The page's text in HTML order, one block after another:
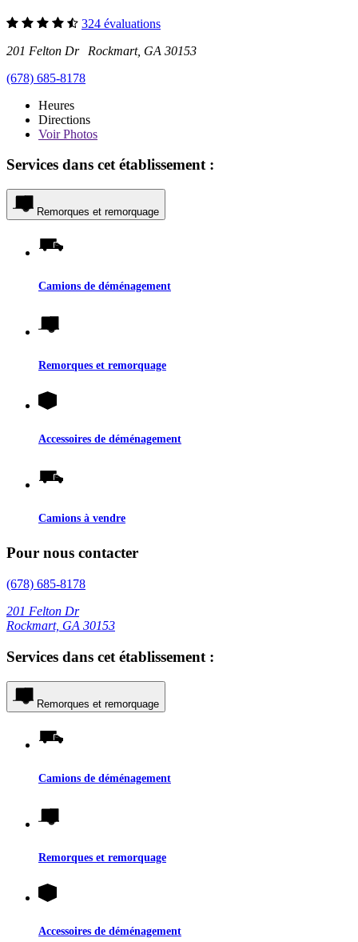
324 évaluations
201 Felton Dr Rockmart, GA 30153
(678) 685-8178
Heures
Directions
VoirPhotos
Services dans cet établissement :
Remorques et remorquage
Camions de déménagement
Remorques et remorquage
Accessoires de déménagement
Camions à vendre
Pour nous contacter
(678) 685-8178
201 Felton Dr
Rockmart, GA 30153
Services dans cet établissement :
Remorques et remorquage
Camions de déménagement
Remorques et remorquage
Accessoires de déménagement